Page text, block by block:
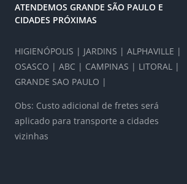
ATENDEMOS GRANDE SÃO PAULO E
CIDADES PRÓXIMAS
HIGIENÓPOLIS | JARDINS | ALPHAVILLE |
OSASCO | ABC | CAMPINAS | LITORAL |
GRANDE SAO PAULO |
Obs: Custo adicional de fretes será
aplicado para transporte a cidades
vizinhas